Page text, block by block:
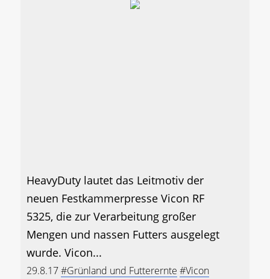
HeavyDuty lautet das Leitmotiv der
neuen Festkammerpresse Vicon RF
5325, die zur Verarbeitung großer
Mengen und nassen Futters ausgelegt
wurde. Vicon...
29.8.17#Grünland und Futterernte #Vicon